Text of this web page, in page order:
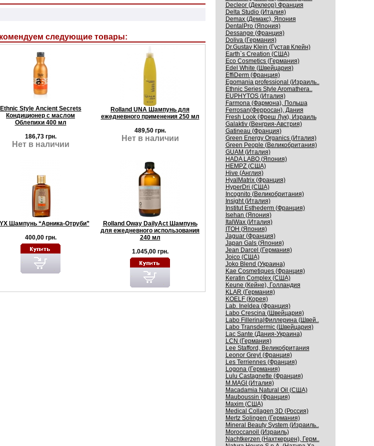
следующие товары:
Ethnic Style Ancient Secrets
Кондиционер с маслом
Облепихи 400 мл
186,73 грн.
Нет в наличии
Rolland UNA Шампунь для
ежедневного применения 250 мл
489,50 грн.
Нет в наличии
Шампунь “Арника-Отруби”
400,00 грн.
Rolland Oway DailyAct Шампунь
для ежедневного использования
240 мл
1.045,00 грн.
Decleor (Деклеор) Франция
Delta Studio (Италия)
Demax (Демакс), Япония
DentalPro (Япония)
Dessange (Франция)
Doliva (Германия)
Dr.Gustav Klein (Густав Клейн)
Earth`s Creation (США)
Eco Cosmetics (Германия)
Edel White (Швейцария)
EffiDerm (Франция)
Egomania professional (Израиль..
Ethnic Series Style Aromathera..
EUPHYTOS (Италия)
Farmona (Фармона), Польша
Ferrosan(Ферросан), Дания
Fresh Look (Фреш Лук), Израиль
Galaktiv (Венгрия-Австрия)
Gatineau (Франция)
Green Energy Organics (Италия)
Green People (Великобритания)
GUAM (Италия)
HADA LABO (Япония)
HEMPZ (США)
Hive (Англия)
HyalMatrix (Франция)
HyperDri (США)
Incognito (Великобритания)
Insight (Италия)
Institut Esthederm (Франция)
Isehan (Япония)
ItalWax (Италия)
ITOH (Япония)
Jaguar (Франция)
Japan Gals (Япония)
Jean Darcel (Германия)
Joico (США)
Joko Blend (Украина)
Kaе Cosmеtiques (Франция)
Keratin Complex (США)
Keune (Кейне), Голландия
KLAR (Германия)
KOELF (Корея)
Lab. Ineldea (Франция)
Labo Crescina (Швейцария)
Labo Fillerina|Филлерина (Швей..
Labo Transdermic (Швейцария)
Lac Sante (Дания-Украина)
LCN (Германия)
Lee Stafford, Великобритания
Leonor Greyl (Франция)
Les Terriennes (Франция)
Logona (Германия)
Lulu Castagnette (Франция)
M.MAGI (Италия)
Macadamia Natural Oil (США)
Mauboussin (Франция)
Maxim (США)
Medical Collagen 3D (Россия)
Mertz Solingen (Германия)
Mineral Beauty System (Израиль..
Moroccanoil (Израиль)
Nachtkerzen (Нахткерцен), Герм..